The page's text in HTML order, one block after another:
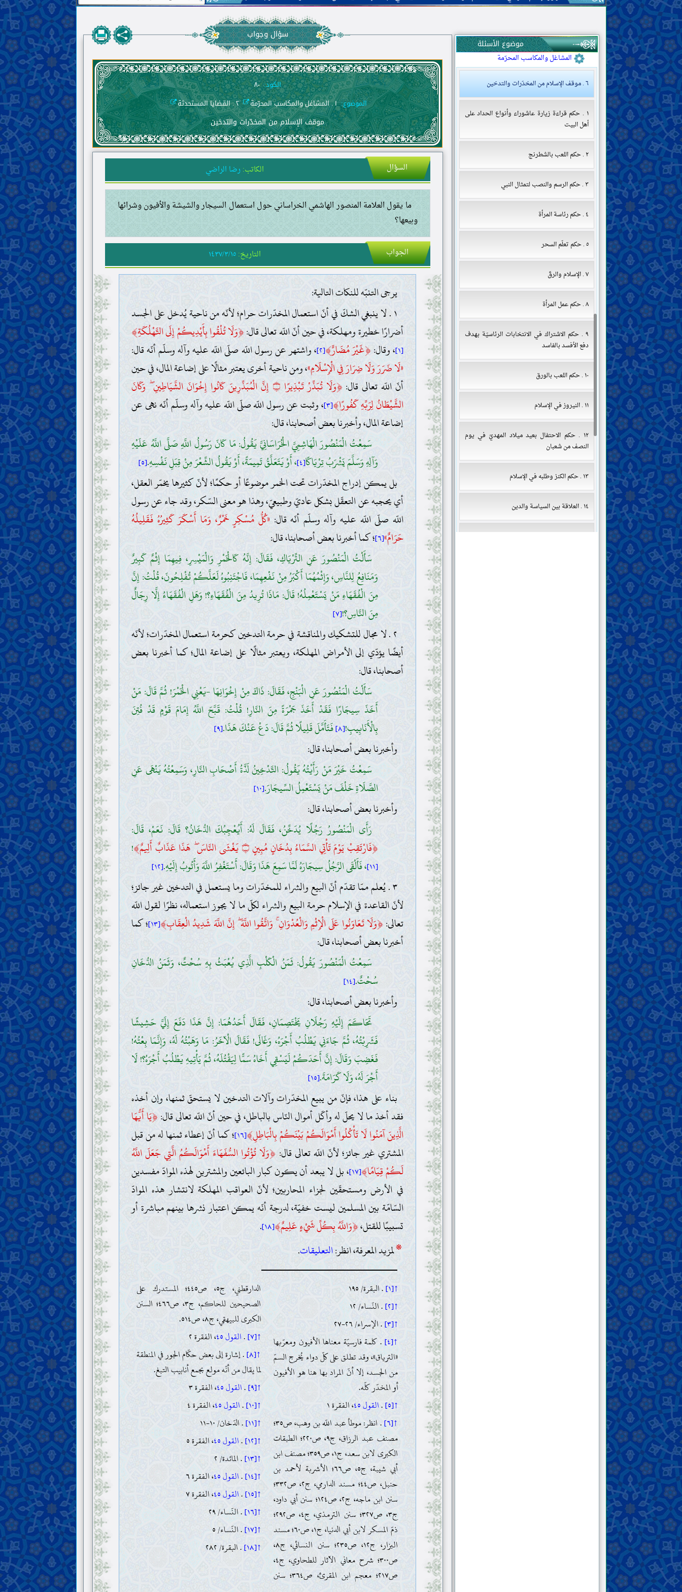
سؤال وجواب
الكود: ٨٠
الموضوع: ١ . المشاغل والمكاسب المحرّمة ٢ . القضايا المستحدثة
موقف الإسلام من المخدّرات والتدخين
السؤال الكاتب: رضا الراضي
ما يقول العلامة المنصور الهاشمي الخراساني حول استعمال السيجار والشيشة والأفيون وشرائها
وبيعها؟
الجواب التاريخ: ١٤٣٧/٣/١٥
يرجى التنبّه للنكات التالية:
١ . لا ينبغي الشكّ في أنّ استعمال المخدّرات حرام؛ لأنّه من ناحية يُدخل على الجسد
أضرارًا خطيرة ومهلكة، في حين أنّ اللّه تعالى قال:﴿وَلَا تُلْقُوا بِأَيْدِيكُمْ إِلَى التَّهْلُكَةِ﴾
[١] ، وقال:﴿غَيْرَ مُضَارٍّ﴾[٢] ، واشتهر عن رسول اللّه صلّى اللّه عليه وآله وسلّم أنّه قال:
«لَا ضَرَرَ وَلَا ضِرَارَ فِي الْإِسْلَامِ»، ومن ناحية أخرى يعتبر مثالًا على إضاعة المال، في حين
أنّ اللّه تعالى قال:﴿وَلَا تُبَذِّرْ تَبْذِيرًا ۝ إِنَّ الْمُبَذِّرِينَ كَانُوا إِخْوَانَ الشَّيَاطِينِ ۖ وَكَانَ
الشَّيْطَانُ لِرَبِّهِ كَفُورًا﴾[٣] ، وثبت عن رسول اللّه صلّى اللّه عليه وآله وسلّم أنّه نهى عن
إضاعة المال، وأخبرنا بعض أصحابنا، قال:
سَمِعْتُ الْمَنْصُورَ الْهَاشِمِيَّ الْخُرَاسَانِيَّ يَقُولُ: مَا كَانَ رَسُولُ اللَّهِ صَلَّى اللَّهُ عَلَيْهِ
وَآلِهِ وَسَلَّمَ يَشْرَبُ تِرْيَاكًا[٤] ، أَوْ يَتَعَلَّقُ تَمِيمَةً، أَوْ يَقُولُ الشِّعْرَ مِنْ قِبَلِ نَفْسِهِ.[٥]
بل يمكن إدراج المخدّرات تحت الخمر موضوعًا أو حكمًا؛ لأنّ كثيرها يخمّر العقل،
أي يحجبه عن التعقّل بشكل عاديّ وطبيعيّ، وهذا هو معنى السّكر، وقد جاء عن رسول
اللّه صلّى اللّه عليه وآله وسلّم أنّه قال:«كُلُّ مُسْكِرٍ خَمْرٌ، وَمَا أَسْكَرَ كَثِيرُهُ فَقَلِيلُهُ
حَرَامٌ»[٦] ؛ كما أخبرنا بعض أصحابنا، قال:
سَأَلْتُ الْمَنْصُورَ عَنِ التِّرْيَاكِ، فَقَالَ: إِنَّهُ كَالْخَمْرِ وَالْمَيْسِرِ، فِيهِمَا إِثْمٌ كَبِيرٌ
وَمَنَافِعُ لِلنَّاسِ، وَإِثْمُهُمَا أَكْبَرُ مِنْ نَفْعِهِمَا، فَاجْتَنِبُوهُ لَعَلَّكُمْ تُفْلِحُونَ، قُلْتُ: إِنَّ
مِنَ الْفُقَهَاءِ مَنْ يَسْتَعْمِلُهُ! قَالَ: مَاذَا تُرِيدُ مِنَ الْفُقَهَاءِ؟! وَهَلِ الْفُقَهَاءُ إِلَّا رِجَالٌ
مِنَ النَّاسِ؟![٧]
٢ . لا مجال للتشكيك والمناقشة في حرمة التدخين كحرمة استعمال المخدّرات؛ لأنّه
أيضًا يؤدّي إلى الأمراض المهلكة، ويعتبر مثالًا على إضاعة المال؛ كما أخبرنا بعض
أصحابنا، قال:
سَأَلْتُ الْمَنْصُورَ عَنِ الْبَنْجِ، فَقَالَ: ذَاكَ مِنْ إِخْوَانِهَا -يَعْنِي الْخَمْرَ! ثُمَّ قَالَ: مَنْ
أَخَذَ سِيجَارًا فَقَدْ أَخَذَ جَمْرَةً مِنَ النَّارِ! قُلْتُ: قَبَّحَ اللَّهُ إِمَامَ قَوْمٍ قَدْ فُتِنَ
بِالْأَنَابِيبِ![٨] فَتَأَمَّلَ قَلِيلًا ثُمَّ قَالَ: دَعْ عَنْكَ هَذَا.[٩]
وأخبرنا بعض أصحابنا، قال:
سَمِعْتُ خَيْرَ مَنْ رَأَيْتُهُ يَقُولُ: التَّدْخِينُ لَذَّةُ أَصْحَابِ النَّارِ، وَسَمِعْتُهُ يَنْهَى عَنِ
الصَّلَاةِ خَلْفَ مَنْ يَسْتَعْمِلُ السِّيجَارَ.[١٠]
وأخبرنا بعض أصحابنا، قال:
رَأَى الْمَنْصُورُ رَجُلًا يُدَخِّنُ، فَقَالَ لَهُ: أَيُعْجِبُكَ الدُّخَانُ؟ قَالَ: نَعَمْ، قَالَ:
﴿فَارْتَقِبْ يَوْمَ تَأْتِي السَّمَاءُ بِدُخَانٍ مُبِينٍ۝يَغْشَى النَّاسَ ۖ هَذَا عَذَابٌ أَلِيمٌ﴾!
[١١] ، فَأَلْقَى الرَّجُلُ سِيجَارَهُ لَمَّا سَمِعَ هَذَا وَقَالَ: أَسْتَغْفِرُ اللَّهَ وَأَتُوبُ إِلَيْهِ.[١٢]
٣ . يُعلم ممّا تقدّم أنّ البيع والشراء للمخدّرات وما يستعمل في التدخين غير جائز؛
لأنّ القاعدة في الإسلام حرمة البيع والشراء لكلّ ما لا يجوز استعماله، نظرًا لقول اللّه
تعالى:﴿وَلَا تَعَاوَنُوا عَلَى الْإِثْمِ وَالْعُدْوَانِ ۚ وَاتَّقُوا اللَّهَ ۖ إِنَّ اللَّهَ شَدِيدُ الْعِقَابِ﴾[١٣]
؛ كما
أخبرنا بعض أصحابنا، قال:
سَمِعْتُ الْمَنْصُورَ يَقُولُ: ثَمَنُ الْكَلْبِ الَّذِي يُعْبَثُ بِهِ سُحْتٌ، وَثَمَنُ الدُّخَانِ
سُحْتٌ.[١٤]
وأخبرنا بعض أصحابنا، قال:
تَحَاكَمَ إِلَيْهِ رَجُلَانِ يَخْتَصِمَانِ، فَقَالَ أَحَدُهُمَا: إِنَّ هَذَا دَفَعَ إِلَيَّ حَشِيشًا
فَشَرِبْتُهُ، ثُمَّ جَاءَنِي يَطْلُبُ أَجْرَهُ، وَغَالَى! فَقَالَ الْآخَرُ: مَا وَهَبْتُهُ لَهُ، وَإِنَّمَا بِعْتُهُ!
فَغَضِبَ وَقَالَ: إِنَّ أَحَدَكُمْ لَيَسْقِي أَخَاهُ سَمًّا لِيَقْتُلَهُ، ثُمَّ يَأْتِيهِ يَطْلُبُ أَجْرَهُ؟! لَا
أَجْرَ لَهُ، وَلَا كَرَامَةَ.[١٥]
بناء على هذا، فإنّ من يبيع المخدّرات وآلات التدخين لا يستحقّ ثمنها، وإن أخذه
فقد أخذ ما لا يحلّ له وأكَل أموال النّاس بالباطل، في حين أنّ اللّه تعالى قال:﴿يَا أَيُّهَا
الَّذِينَ آمَنُوا لَا تَأْكُلُوا أَمْوَالَكُمْ بَيْنَكُمْ بِالْبَاطِلِ﴾[١٦]
؛ كما أنّ إعطاء ثمنها له من قبل
المشتري غير جائز؛ لأنّ اللّه تعالى قال: ﴿وَلَا تُؤْتُوا السُّفَهَاءَ أَمْوَالَكُمُ الَّتِي جَعَلَ اللَّهُ
لَكُمْ قِيَامًا﴾[١٧]
، بل لا يبعد أن يكون كبار البائعين والمشترين لهذه الموادّ مفسدين
في الأرض ومستحقّين لجزاء المحاربين؛ لأنّ العواقب المهلكة لانتشار هذه الموادّ
السّامّة بين المسلمين ليست خفيّة، لدرجة أنّه يمكن اعتبار نشرها بينهم مباشرة أو
تسبيبًا للقتل،﴿وَاللَّهُ بِكُلِّ شَيْءٍ عَلِيمٌ﴾[١٨] .
*لمزيد المعرفة، انظر:التعليقات.
↑[١] . البقرة/ ١٩٥
↑[٢] . النّساء/ ١٢
↑[٣] . الإسراء/ ٢٦-٢٧
↑[٤] . كلمة فارسيّة معناها الأفيون ومعرّبها
«الترياق»، وقد تطلق على كلّ دواء يُخرج السمّ
من الجسد، إلا أنّ المراد بها هنا هو الأفيون
أو المخدّر كلّه.
↑[٥] .القول ٤٥
، الفقرة ١
↑[٦]
. انظر: موطأ عبد اللّه بن وهب، ص٣٥؛
مصنف عبد الرزاق، ج٩، ص٢٢٠؛ الطبقات
الكبرى لابن سعد، ج١، ص٣٥٩؛ مصنف ابن
أبي شيبة، ج٥، ص٦٦؛ الأشربة لأحمد بن
حنبل، ص٤٤؛ مسند الدارمي، ج٢، ص٣٣٢؛
سنن ابن ماجه، ج٢، ص١٢٤؛ سنن أبي داود،
ج٣، ص٣٢٧؛ سنن الترمذي، ج٤، ص٢٩٢؛
ذمّ المسكر لابن أبي الدنيا، ج١، ص٦٠؛ مسند
البزار، ج١٢، ص٢٣٥؛ سنن النسائي، ج٨،
ص٣٠٠؛ شرح معاني الآثار للطحاوي، ج٤،
ص٢١٧؛ معجم ابن المقرئ، ص٣٦٤؛ سنن
الدارقطني، ج٥، ص٤٤٥؛ المستدرك على
الصحيحين للحاكم، ج٣، ص٤٦٦؛ السنن
الكبرى للبيهقي، ج٨، ص٥١٤.
↑[٧] .القول ٤٥ ، الفقرة ٢
↑[٨] . إشارة إلى بعض حكّام الجور في المنطقة
لما يقال من أنّه مولع بجمع أنابيب التبغ.
↑[٩] .القول ٤٥ ، الفقرة ٣
↑[١٠] .القول ٤٥ ، الفقرة ٤
↑[١١] . الدّخان/ ١٠-١١
↑[١٢] .القول ٤٥ ، الفقرة ٥
↑[١٣]
. المائدة/ ٢
↑[١٤] .القول ٤٥ ، الفقرة ٦
↑[١٥] .القول ٤٥ ، الفقرة ٧
↑[١٦]
. النّساء/ ٢٩
↑[١٧]
. النّساء/ ٥
↑[١٨]
. البقرة/ ٢٨٢
موضوع الأسئلة
الحدود والتعزيرات
الولاية والقضاء والشهادة
الحَجْر (منع التصرّف في المال)
المشاغل والمكاسب المحرّمة
٦ . موقف الإسلام من المخدّرات والتدخين
١ . حكم قراءة زيارة عاشوراء وأنواع الحداد على
أهل البيت
٢ . حكم اللعب بالشطرنج
٣ . حكم الرسم والنصب لتمثال النبي
٤ . حكم رئاسة المرأة
٥ . حكم تعلّم السحر
٧ . الإسلام والرقّ
٨ . حكم عمل المرأة
٩ . حكم الاشتراك في الانتخابات الرئاسيّة بهدف
دفع الأفسد بالفاسد
١٠ . حكم اللعب بالورق
١١ . النيروز في الإسلام
١٢ . حكم الاحتفال بعيد ميلاد المهديّ في يوم
النصف من شعبان
١٣ . حكم الكنز وطلبه في الإسلام
١٤ . العلاقة بين السياسة والدين